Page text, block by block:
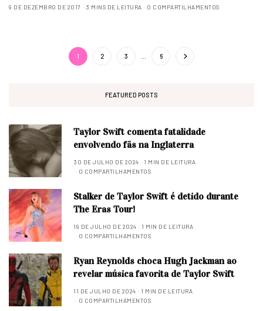
9 DE DEZEMBRO DE 2017
3 MINS DE LEITURA 0 COMPARTILHAMENTOS
1 2 3 6
FEATURED POSTS
Taylor Swift comenta fatalidade
envolvendo fãs na Inglaterra
30 DE JULHO DE 2024
1 MIN DE LEITURA
0 COMPARTILHAMENTOS
Stalker de Taylor Swift é detido durante
The Eras Tour!
19 DE JULHO DE 2024
1 MIN DE LEITURA
0 COMPARTILHAMENTOS
Ryan Reynolds choca Hugh Jackman ao
revelar música favorita de Taylor Swift
11 DE JULHO DE 2024
1 MIN DE LEITURA
0 COMPARTILHAMENTOS